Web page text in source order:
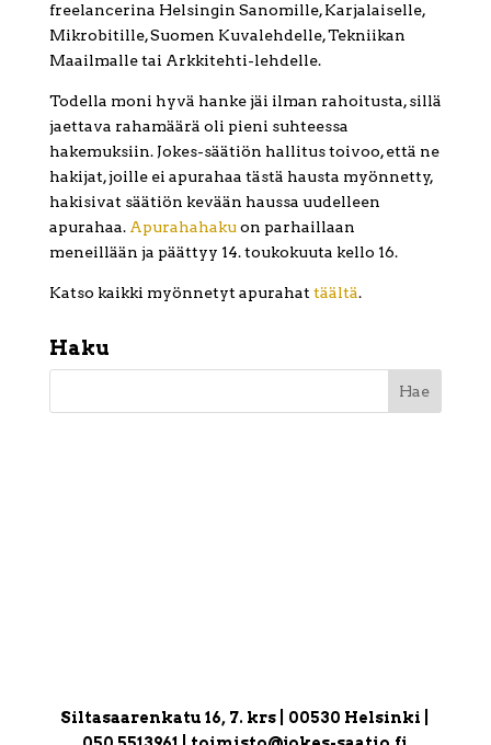
freelancerina Helsingin Sanomille, Karjalaiselle,
Mikrobitille, Suomen Kuvalehdelle, Tekniikan
Maailmalle tai Arkkitehti-lehdelle.
Todella moni hyvä hanke jäi ilman rahoitusta, sillä
jaettava rahamäärä oli pieni suhteessa
hakemuksiin. Jokes-säätiön hallitus toivoo, että ne
hakijat, joille ei apurahaa tästä hausta myönnetty,
hakisivat säätiön kevään haussa uudelleen
apurahaa.Apurahahakuon parhaillaan
meneillään ja päättyy 14. toukokuuta kello 16.
Katso kaikki myönnetyt apurahat täältä.
Haku
Siltasaarenkatu 16, 7. krs | 00530 Helsinki |